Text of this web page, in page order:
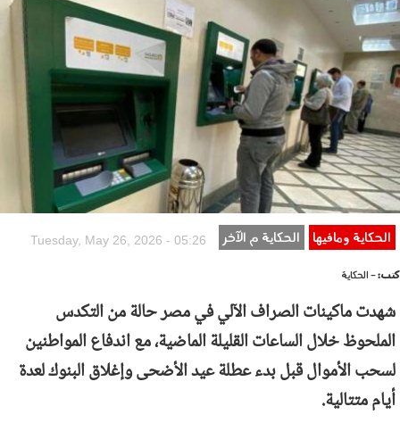
260501.jpg
الحكاية ومافيها الحكاية م الآخر Tuesday, May 26, 2026 - 05:26
كتب:- الحكاية
شهدت ماكينات الصراف الآلي في مصر حالة من التكدس
الملحوظ خلال الساعات القليلة الماضية، مع اندفاع المواطنين
لسحب الأموال قبل بدء عطلة عيد الأضحى وإغلاق البنوك لعدة
أيام متتالية.